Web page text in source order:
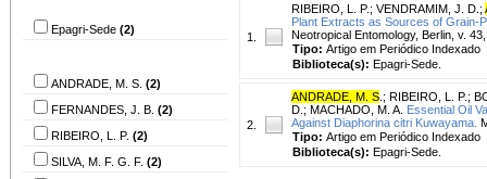
Epagri-Sede (2)
ANDRADE, M. S. (2)
FERNANDES, J. B. (2)
RIBEIRO, L. P. (2)
SILVA, M. F. G. F. (2)
1.
RIBEIRO, L. P. ; VENDRAMIM, J. D. ;
Plant Extracts as Sources of Grain-
Neotropical Entomology, Berlin, v.
Tipo: Artigo em Periódico Indexado
Biblioteca(s): Epagri-Sede.
2.
ANDRADE, M. S ; RIBEIRO, L. P. ;
D. ; MACHADO, M. A. Essential Oil
Against Diaphorina citri Kuwayama.
Tipo: Artigo em Periódico Indexado
Biblioteca(s): Epagri-Sede.